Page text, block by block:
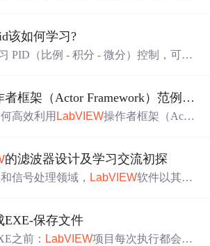
难，结合实际项目应用提高实践技
最高效的方式，通过实际问题驱动学
该如何学习?
PID（比例 - 积分 - 微分）控制，可按
架（Actor Framework）范例集锦之三：社区论坛与VIPM范例
高效利用 LabVIEW操作者框架（Actor
）获取和管理工程化的AF工具包，
率与代码质量。
的滤波器设计及学习交流初探
信号处理领域， LabVIEW软件以其强
的滤波器设计基础入门以及学习交流的
了基于 LabVIEW的滤波器设计及学习
EXE-保存文件
之前： LabVIEW项目每次执行都会创